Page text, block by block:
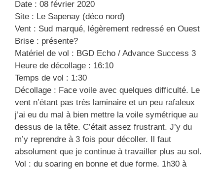
Date : 08 février 2020
Site : Le Sapenay (déco nord)
Vent : Sud marqué, légèrement redressé en Ouest
Brise : présente?
Matériel de vol : BGD Echo / Advance Success 3
Heure de décollage : 16:10
Temps de vol : 1:30
Décollage : Face voile avec quelques difficulté. Le
vent n’étant pas très laminaire et un peu rafaleux
j’ai eu du mal à bien mettre la voile symétrique au
dessus de la tête. C’était assez frustrant. J’y du
m’y reprendre à 3 fois pour décoller. Il faut
absolument que je continue à travailler plus au sol.
Vol : du soaring en bonne et due forme. 1h30 à